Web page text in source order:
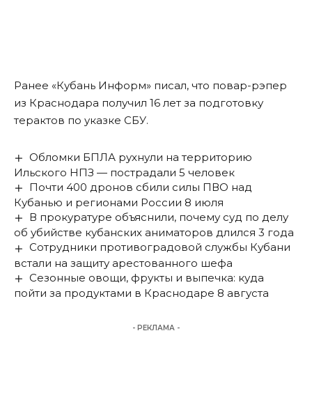
Ранее «Кубань Информ» писал, что повар-рэпер
из Краснодара получил 16 лет за подготовку
терактов по указке СБУ.
Обломки БПЛА рухнули на территорию
Ильского НПЗ — пострадали 5 человек
Почти 400 дронов сбили силы ПВО над
Кубанью и регионами России 8 июля
В прокуратуре объяснили, почему суд по делу
об убийстве кубанских аниматоров длился 3 года
Сотрудники противоградовой службы Кубани
встали на защиту арестованного шефа
Сезонные овощи, фрукты и выпечка: куда
пойти за продуктами в Краснодаре 8 августа
- РЕКЛАМА -